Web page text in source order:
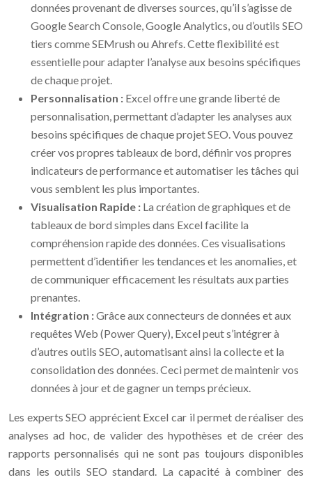
données provenant de diverses sources, qu’il s’agisse de
Google Search Console, Google Analytics, ou d’outils SEO
tiers comme SEMrush ou Ahrefs. Cette flexibilité est
essentielle pour adapter l’analyse aux besoins spécifiques
de chaque projet.
Personnalisation : Excel offre une grande liberté de
personnalisation, permettant d’adapter les analyses aux
besoins spécifiques de chaque projet SEO. Vous pouvez
créer vos propres tableaux de bord, définir vos propres
indicateurs de performance et automatiser les tâches qui
vous semblent les plus importantes.
Visualisation Rapide : La création de graphiques et de
tableaux de bord simples dans Excel facilite la
compréhension rapide des données. Ces visualisations
permettent d’identifier les tendances et les anomalies, et
de communiquer efficacement les résultats aux parties
prenantes.
Intégration :Grâce aux connecteurs de données et aux
requêtes Web (Power Query), Excel peut s’intégrer à
d’autres outils SEO, automatisant ainsi la collecte et la
consolidation des données. Ceci permet de maintenir vos
données à jour et de gagner un temps précieux.
Les experts SEO apprécient Excel car il permet de réaliser des
analyses ad hoc, de valider des hypothèses et de créer des
rapports personnalisés qui ne sont pas toujours disponibles
dans les outils SEO standard. La capacité à combiner des